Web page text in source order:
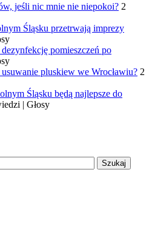
jeśli nic mnie nie niepokoi? 2
Śląsku przetrwają imprezy
pomieszczeń po
pluskiew we Wrocławiu? 2
Śląsku będą najlepsze do
| Głosy